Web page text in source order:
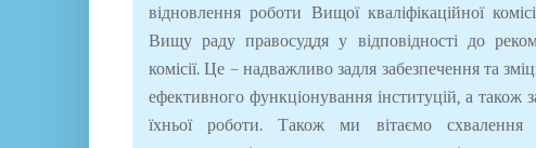
відновлення роботи Вищої кваліфікаційної
Вищу раду правосуддя у відповідності до
комісії. Це – надважливо задля забезпечення та
ефективного функціонування інституцій, а також
їхньої роботи. Також ми вітаємо